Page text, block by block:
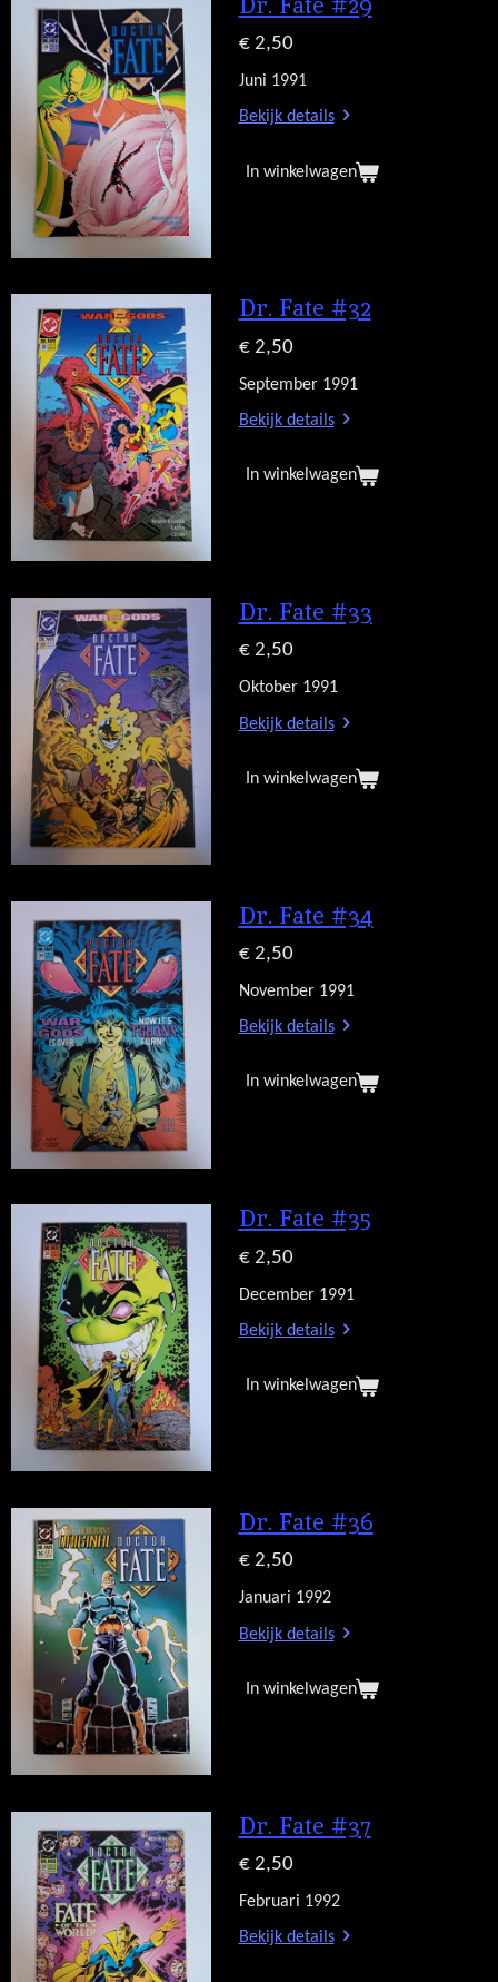
€ 2,50
Juni 1991
Bekijk details
In winkelwagen
Dr. Fate #32
€ 2,50
September 1991
Bekijk details
In winkelwagen
Dr. Fate #33
€ 2,50
Oktober 1991
Bekijk details
In winkelwagen
Dr. Fate #34
€ 2,50
November 1991
Bekijk details
In winkelwagen
Dr. Fate #35
€ 2,50
December 1991
Bekijk details
In winkelwagen
Dr. Fate #36
€ 2,50
Januari 1992
Bekijk details
In winkelwagen
Dr. Fate #37
€ 2,50
Februari 1992
Bekijk details